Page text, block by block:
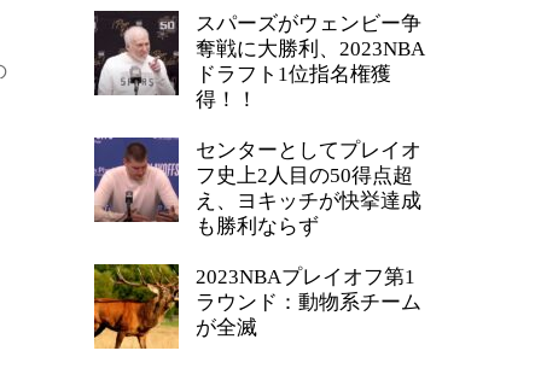
スパーズがウェンビー争
奪戦に大勝利、2023NBA
ドラフト1位指名権獲
得！！
センターとしてプレイオ
フ史上2人目の50得点超
え、ヨキッチが快挙達成
も勝利ならず
2023NBAプレイオフ第1
ラウンド：動物系チーム
が全滅